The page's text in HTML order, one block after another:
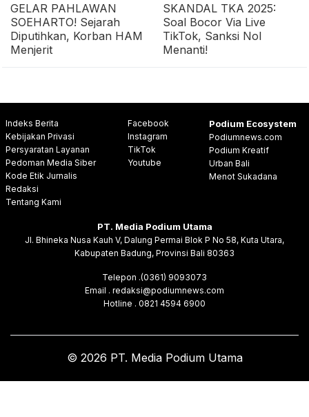
GELAR PAHLAWAN
SOEHARTO! Sejarah
Diputihkan, Korban HAM
Menjerit
SKANDAL TKA 2025:
Soal Bocor Via Live
TikTok, Sanksi Nol
Menanti!
Indeks Berita
Kebijakan Privasi
Persyaratan Layanan
Pedoman Media Siber
Kode Etik Jurnalis
Redaksi
Tentang Kami
Facebook
Instagram
TikTok
Youtube
Podium Ecosystem
Podiumnews.com
Podium Kreatif
Urban Bali
Menot Sukadana
PT. Media Podium Utama
Jl. Bhineka Nusa Kauh V, Dalung Permai Blok P No 58, Kuta Utara,
Kabupaten Badung, Provinsi Bali 80363
Telepon .(0361) 9093073
Email . redaksi@podiumnews.com
Hotline . 0821 4594 6900
© 2026 PT. Media Podium Utama